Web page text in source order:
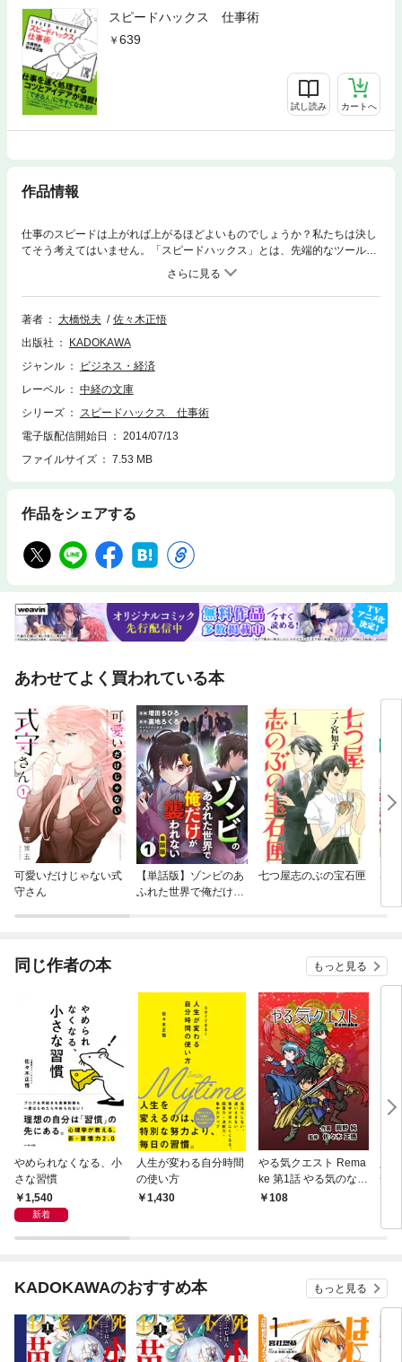
スピードハックス 仕事術
639
試し読み カートへ
作品情報
仕事のスピードは上がれば上がるほどよいものでしょうか？私たちは決し
てそう考えてはいません。「スピードハックス」とは、先端的なツールや
メソッドを活用することによって、肉体的にも精神的にも無理なく仕事を
高速化できるようになることを目指します。ですから鋼のような意志力で
がむしゃらにがんばるやり方を、本書のどこでも紹介してはいません。む
しろ本書で呈示しているのは、可能な限り人間ががんばらないですむ、新
著者 大橋悦夫
佐々木正悟
出版社
KADOKAWA
ジャンル
ビジネス・経済
レーベル
中経の文庫
シリーズ
スピードハックス 仕事術
電子版配信開始日
2014/07/13
ファイルサイズ
7.53 MB
作品をシェアする
あわせてよく買われている本
可愛いだけじゃない式
守さん
【単話版】ゾンビのあ
ふれた世界で俺だけが
七つ屋志のぶの宝石匣
同じ作者の本 もっと見る
やめられなくなる、小
さな習慣
1,540
新着
人生が変わる自分時間
の使い方
1,430
やる気クエスト Rema
ke 第1話 やる気のない
世界108
安
KADOKAWAのおすすめ本 もっと見る